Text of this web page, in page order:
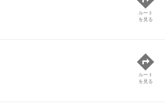
ルート
を見る
ルート
を見る